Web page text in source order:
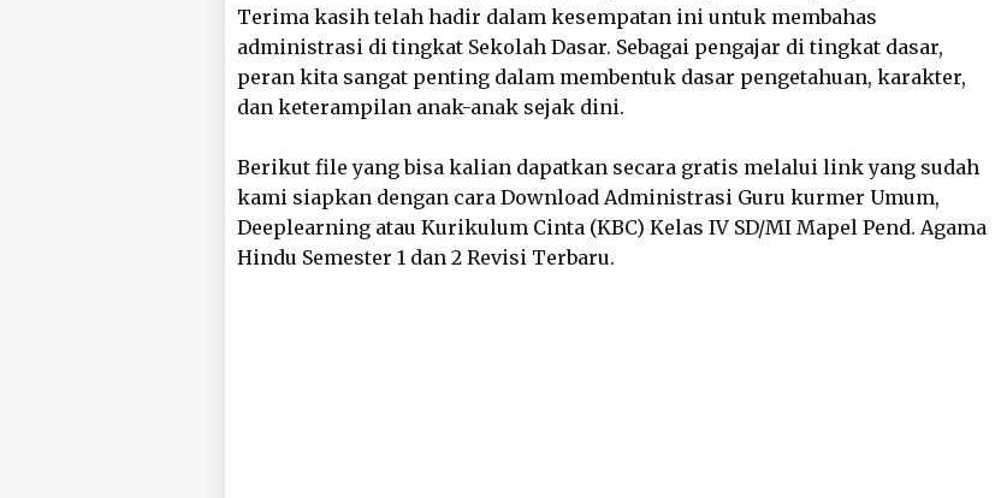
Terima kasih telah hadir dalam kesempatan ini untuk membahas
administrasi di tingkat Sekolah Dasar. Sebagai pengajar di tingkat dasar,
peran kita sangat penting dalam membentuk dasar pengetahuan, karakter,
dan keterampilan anak-anak sejak dini.
Berikut file yang bisa kalian dapatkan secara gratis melalui link yang sudah
kami siapkan dengan cara Download Administrasi Guru kurmer Umum,
Deeplearning atau Kurikulum Cinta (KBC) Kelas IV SD/MI Mapel Pend. Agama
Hindu Semester 1 dan 2 Revisi Terbaru.